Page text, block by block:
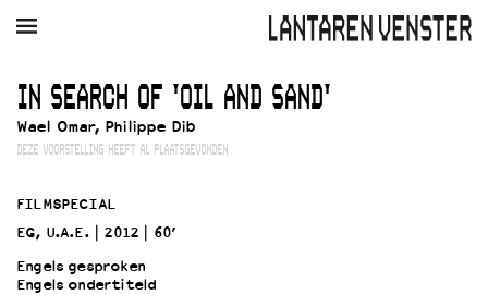
AGENDA FILM MUZIEK RESTAURANT VERHUUR
Winkelmandje
Zoek
Openingstijden & contact
Bereikbaarheid
Kaartverkoop
IN SEARCH OF 'OIL AND SAND'
Wael Omar, Philippe Dib
DEZE VOORSTELLING HEEFT AL PLAATSGEVONDEN
FILMSPECIAL
EG, U.A.E.
2012
60’
Engels gesproken
Engels ondertiteld